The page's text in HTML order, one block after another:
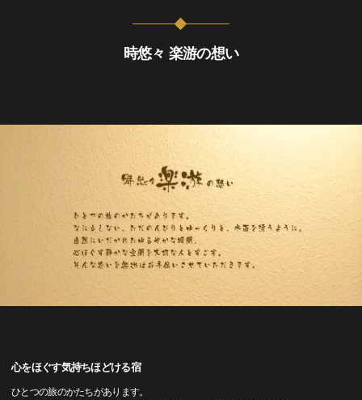
時悠々 楽游の想い
心をほぐす気持ちほどける宿
ひとつの旅のかたちがあります。